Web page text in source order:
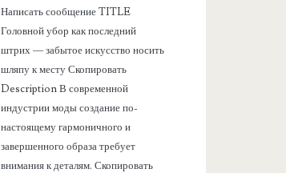
Написать сообщение TITLE
Головной убор как последний
штрих — забытое искусство носить
шляпу к месту Скопировать
Description В современной
индустрии моды создание по-
настоящему гармоничного и
завершенного образа требует
внимания к деталям. Скопировать